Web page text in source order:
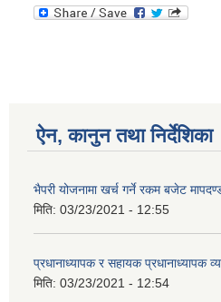
ऐन, कानुन तथा निर्देशिका
भैपरी योजनामा खर्च गर्ने रकम बजेट
मिति: 03/23/2021 - 12:55
प्रधानाध्यापक र सहायक प्रधानाध्यापक
मिति: 03/23/2021 - 12:54